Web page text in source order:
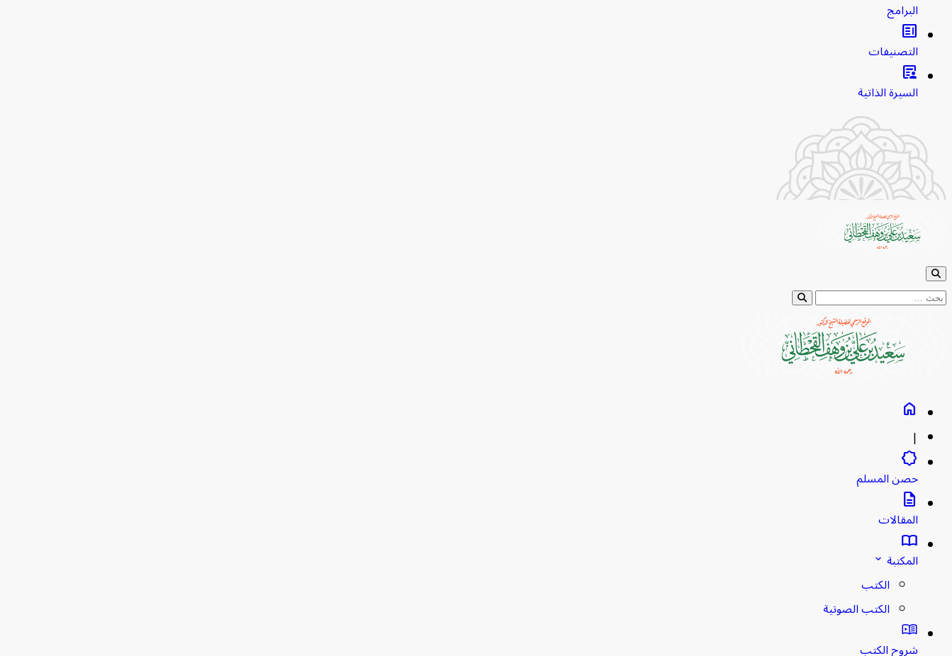
البرامج
clarify
التصنيفات
article_person
السيرة الذاتية
ابحث عن:
home
|
brightness_empty
حصن المسلم
description
المقالات
import_contacts
المكتبة stat_minus_1
الكتب
الكتب الصوتية
شروح الكتب